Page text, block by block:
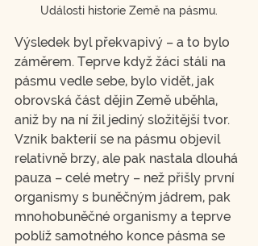
Události historie Země na pásmu.
Výsledek byl překvapivý – a to bylo
záměrem. Teprve když žáci stáli na
pásmu vedle sebe, bylo vidět, jak
obrovská část dějin Země uběhla,
aniž by na ní žil jediný složitější tvor.
Vznik bakterií se na pásmu objevil
relativně brzy, ale pak nastala dlouhá
pauza – celé metry – než přišly první
organismy s buněčným jádrem, pak
mnohobuněčné organismy a teprve
poblíž samotného konce pásma se